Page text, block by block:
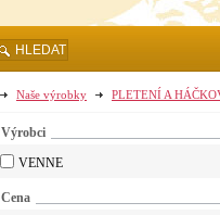
Naše výrobky PLETENÍ A
Výrobci
VENNE
Cena
HLEDAT